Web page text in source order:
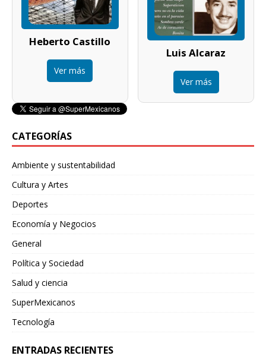
Heberto Castillo
Ver más
Luis Alcaraz
Ver más
CATEGORÍAS
Ambiente y sustentabilidad
Cultura y Artes
Deportes
Economía y Negocios
General
Política y Sociedad
Salud y ciencia
SuperMexicanos
Tecnología
ENTRADAS RECIENTES